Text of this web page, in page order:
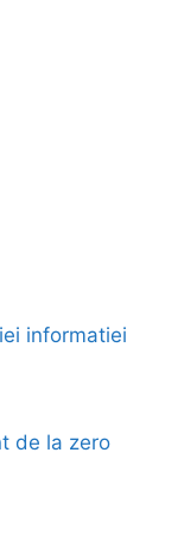
informatiei
de la zero